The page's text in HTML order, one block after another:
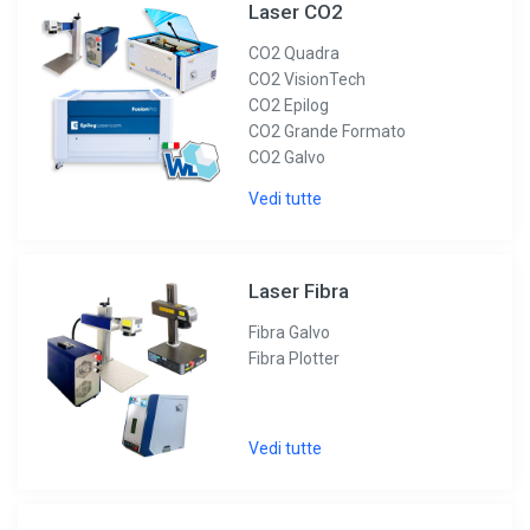
Laser CO2
CO2 Quadra
CO2 VisionTech
CO2 Epilog
CO2 Grande Formato
CO2 Galvo
Vedi tutte
Laser Fibra
Fibra Galvo
Fibra Plotter
Vedi tutte